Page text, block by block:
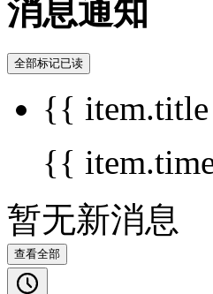
消息通知
全部标记已读
{{
{{
暂无新消息
查看全部